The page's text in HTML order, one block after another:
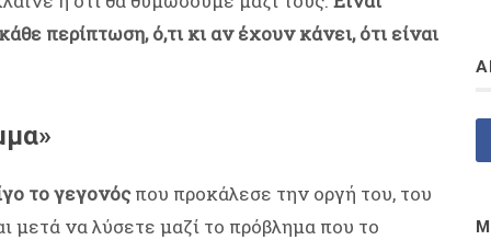
περίπτωση, ό,τι κι αν έχουν κάνει, ότι είναι
το γεγονόςπου προκάλεσε την οργή του, του
μετά να λύσετε μαζί το πρόβλημα που το